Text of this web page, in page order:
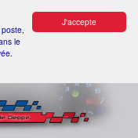
J'accepte
le